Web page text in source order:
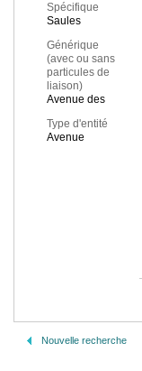
Spécifique
Saules
Générique
(avec ou sans
particules de
liaison)
Avenue des
Type d'entité
Avenue
Nouvelle recherche